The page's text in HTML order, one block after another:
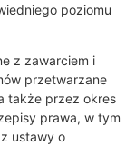
poziomu
z zawarciem i
przetwarzane
także przez okres
prawa, w tym
ustawy o